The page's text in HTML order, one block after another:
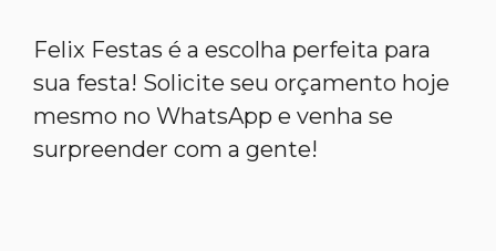
Felix Festas é a escolha perfeita para
sua festa! Solicite seu orçamento hoje
mesmo no WhatsApp e venha se
surpreender com a gente!